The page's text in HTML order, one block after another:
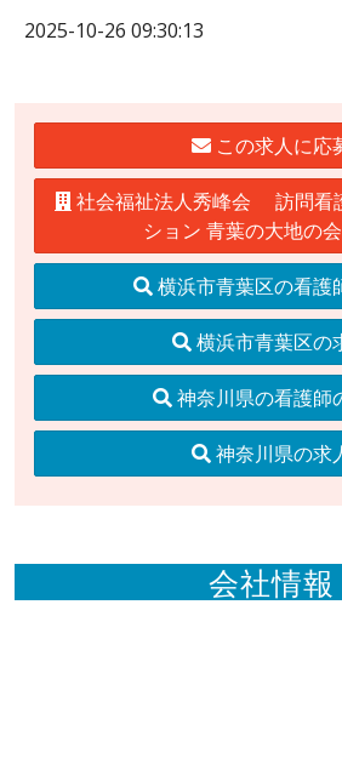
2025-10-26 09:30:13
この求人に応
社会福祉法人秀峰会 訪問看
ション 青葉の大地の
横浜市青葉区の看護
横浜市青葉区の
神奈川県の看護師
神奈川県の求
会社情報